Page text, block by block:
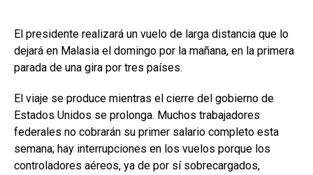
El presidente realizará un vuelo de larga distancia que lo
dejará en Malasia el domingo por la mañana, en la primera
parada de una gira por tres países.
El viaje se produce mientras el cierre del gobierno de
Estados Unidos se prolonga. Muchos trabajadores
federales no cobrarán su primer salario completo esta
semana; hay interrupciones en los vuelos porque los
controladores aéreos, ya de por sí sobrecargados,